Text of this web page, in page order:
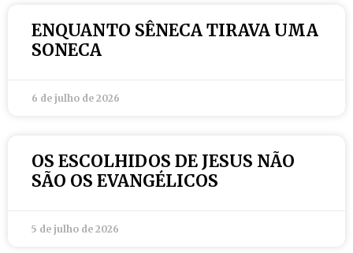
ENQUANTO SÊNECA TIRAVA UMA
SONECA
6 de julho de 2026
OS ESCOLHIDOS DE JESUS NÃO
SÃO OS EVANGÉLICOS
5 de julho de 2026